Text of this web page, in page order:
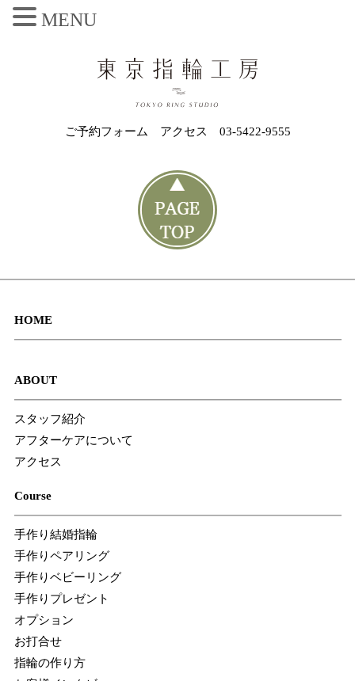
ご予約フォーム アクセス 03-5422-9555
HOME
ABOUT
スタッフ紹介
アフターケアについて
アクセス
Course
手作り結婚指輪
手作りペアリング
手作りベビーリング
手作りプレゼント
オプション
お打合せ
指輪の作り方
MENU